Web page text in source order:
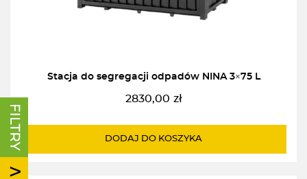
Stacja do segregacji odpadów NINA 3×75 L
2830,00 zł
DODAJ DO KOSZYKA